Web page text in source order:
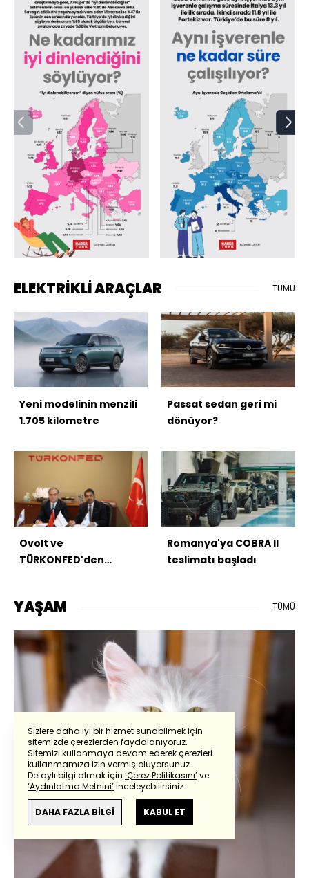
ELEKTRİKLİ ARAÇLAR TÜMÜ
Yeni modelinin menzili
1.705 kilometre
Passat sedan geri mi
dönüyor?
Ovolt ve
TÜRKONFED'den
Romanya'ya COBRA II
teslimatı başladı
YAŞAM TÜMÜ
Sizlere daha iyi bir hizmet sunabilmek için
sitemizde çerezlerden faydalanıyoruz.
Sitemizi kullanmaya devam ederek çerezleri
kullanmamıza izin vermiş oluyorsunuz.
Detaylı bilgi almak için ‘Çerez Politikasını’ve
‘Aydınlatma Metnini’inceleyebilirsiniz.
DAHA FAZLA BİLGİ KABUL ET